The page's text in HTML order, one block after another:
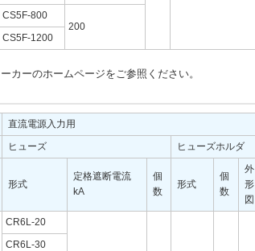
CS5F-800
200
CS5F-1200
カーのホームページをご参照ください。
直流電源入力用
ヒューズ ヒューズホルダ
形式
定格遮断電流
kA
個
数
形式
個
数
外
形
図
CR6L-20
CR6L-30